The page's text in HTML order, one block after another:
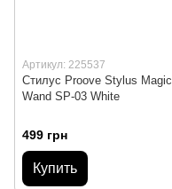
Артикул: 225537
Стилус Proove Stylus Magic
Wand SP-03 White
499 грн
Купить